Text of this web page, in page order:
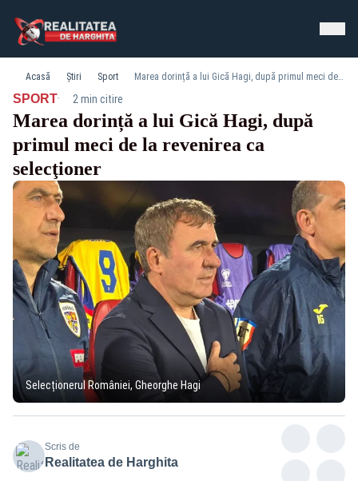
Acasă Știri Sport Marea dorință a lui Gică Hagi, după primul meci de la revenirea ca selecţioner
SPORT· 2 min citire
Marea dorință a lui Gică Hagi, după
primul meci de la revenirea ca
selecţioner
Selecționerul României, Gheorghe Hagi
Scris de
Realitatea de Harghita